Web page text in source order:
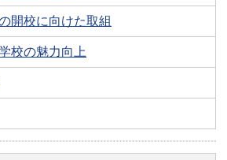
開校に向けた取組
校の魅力向上